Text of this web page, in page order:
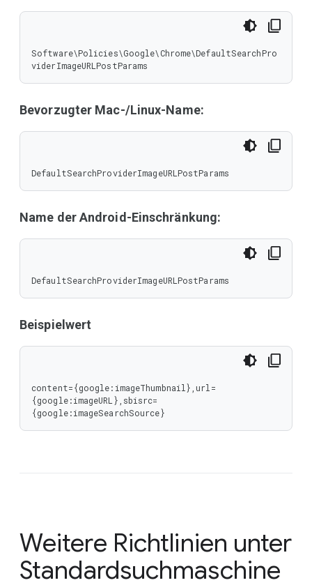
Software\Policies\Google\Chrome\DefaultSearchPro
viderImageURLPostParams
Bevorzugter Mac-/Linux-Name:
DefaultSearchProviderImageURLPostParams
Name der Android-Einschränkung:
DefaultSearchProviderImageURLPostParams
Beispielwert
content={google:imageThumbnail},url=
{google:imageURL},sbisrc=
{google:imageSearchSource}
Weitere Richtlinien unter
Standardsuchmaschine